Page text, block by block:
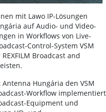
mit Lawo IP-Lösungen
auf Audio- und Video-
in Workflows von Live-
Control-System VSM
Broadcast and
Hungária den VSM
Workflow
Equipment und